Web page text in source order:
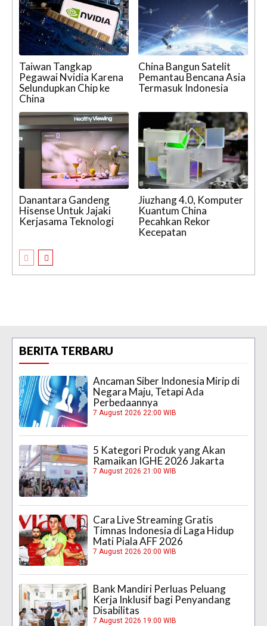
Taiwan Tangkap
Pegawai Nvidia Karena
Selundupkan Chip ke
China
China Bangun Satelit
Pemantau Bencana Asia
Termasuk Indonesia
Danantara Gandeng
Hisense Untuk Jajaki
Kerjasama Teknologi
Jiuzhang 4.0, Komputer
Kuantum China
Pecahkan Rekor
Kecepatan
BERITA TERBARU
Ancaman Siber Indonesia Mirip di
Negara Maju, Tetapi Ada
Perbedaannya
7 August 2026 22:00 WIB
5 Kategori Produk yang Akan
Ramaikan IGHE 2026 Jakarta
7 August 2026 21:00 WIB
Cara Live Streaming Gratis
Timnas Indonesia di Laga Hidup
Mati Piala AFF 2026
7 August 2026 20:00 WIB
Bank Mandiri Perluas Peluang
Kerja Inklusif bagi Penyandang
Disabilitas
7 August 2026 19:00 WIB